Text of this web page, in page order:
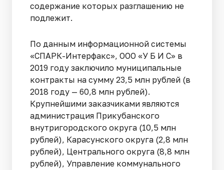
содержание которых разглашению не
подлежит.
По данным информационной системы
«СПАРК-Интерфакс», ООО «У Б И С» в
2019 году заключило муниципальные
контракты на сумму 23,5 млн рублей (в
2018 году — 60,8 млн рублей).
Крупнейшими заказчиками являются
администрация Прикубанского
внутригородского округа (10,5 млн
рублей), Карасунского округа (2,8 млн
рублей), Центрального округа (8,8 млн
рублей), Управление коммунального